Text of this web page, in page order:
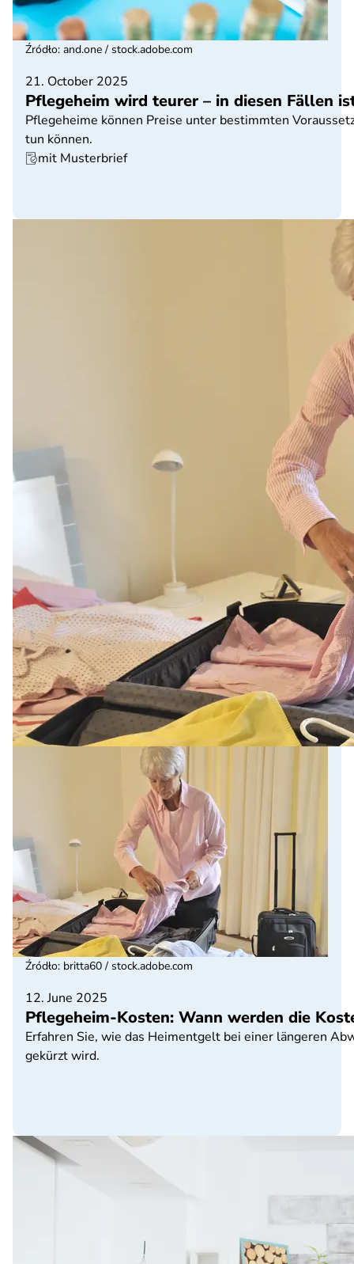
21. October 2025
Pflegeheim wird teurer – in diesen Fällen
Pflegeheime können Preise unter bestimmten
tun können.
mit Musterbrief
Źródło: and.one / stock.adobe.com
12. June 2025
Pflegeheim-Kosten: Wann werden die
Erfahren Sie, wie das Heimentgelt bei einer längeren
gekürzt wird.
Źródło: britta60 / stock.adobe.com